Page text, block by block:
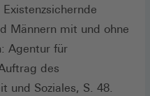
Männern mit und ohne
Agentur für
des
und Soziales, S. 48.